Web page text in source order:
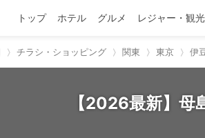
トップ ホテル グルメ レジャー・観光
チラシ・ショッピング 関東 東京 伊
【2026最新】